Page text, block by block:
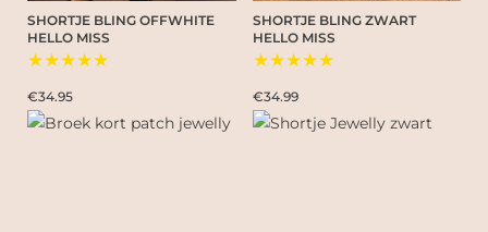
SHORTJE BLING OFFWHITE
HELLO MISS
★★★★★
€34.95
SHORTJE BLING ZWART
HELLO MISS
★★★★★
€34.99